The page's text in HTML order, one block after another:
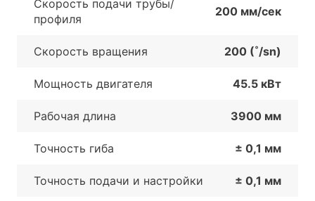
Скорость подачи трубы/
профиля
200 мм/сек
Скорость вращения 200 (˚/sn)
Мощность двигателя 45.5 кВт
Рабочая длина 3900 мм
Точность гиба ± 0,1 мм
Точность подачи и настройки ± 0,1 мм